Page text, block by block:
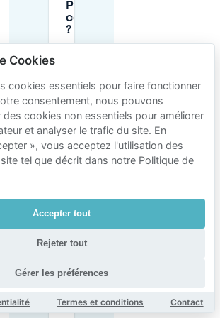
P1 est
complet
?
stationnement
est-il gratuit
au Campus
PSV De
Herdgang en
dehors des
jours de
match ?
Y a-t-il un
(pour
handicapées)
De Herdgang ?
Cookies
cookies essentiels pour faire fonctionner
consentement, nous pouvons
des cookies non essentiels pour améliorer
et analyser le trafic du site. En
», vous acceptez l'utilisation des
tel que décrit dans notre Politique de
Accepter tout
Rejeter tout
Gérer les préférences
Termes et conditions Contact